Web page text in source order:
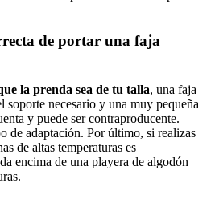
de portar una faja
la prenda sea de tu talla, una faja
soporte necesario y una muy pequeña
y puede ser contraproducente.
de adaptación. Por último, si realizas
de altas temperaturas es
encima de una playera de algodón